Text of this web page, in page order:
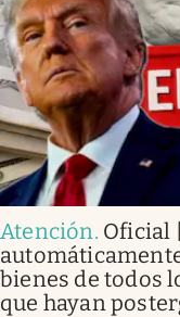
Atención. Oficial
bienes de todos
que hayan